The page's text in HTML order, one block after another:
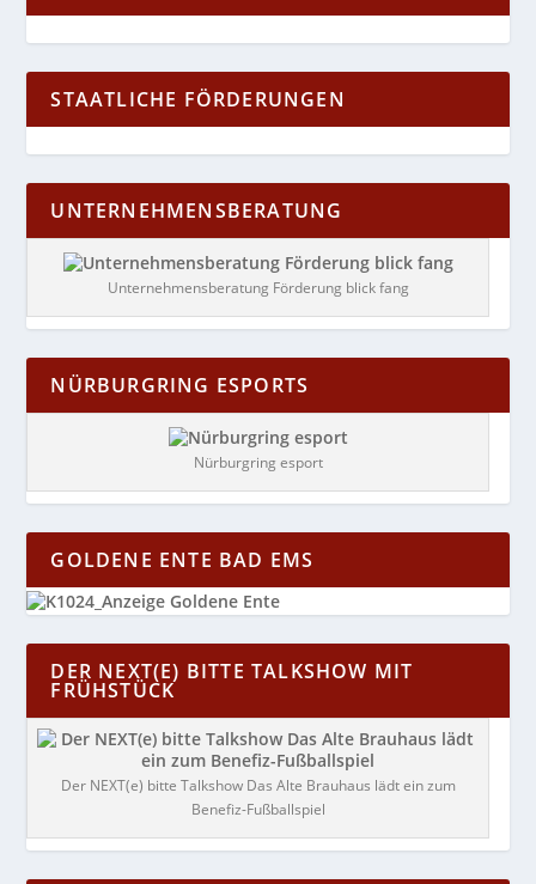
STAATLICHE FÖRDERUNGEN
UNTERNEHMENSBERATUNG
Unternehmensberatung Förderung blick fang
NÜRBURGRING ESPORTS
Nürburgring esport
GOLDENE ENTE BAD EMS
DER NEXT(E) BITTE TALKSHOW MIT
FRÜHSTÜCK
Der NEXT(e) bitte Talkshow Das Alte Brauhaus lädt ein zum
Benefiz-Fußballspiel